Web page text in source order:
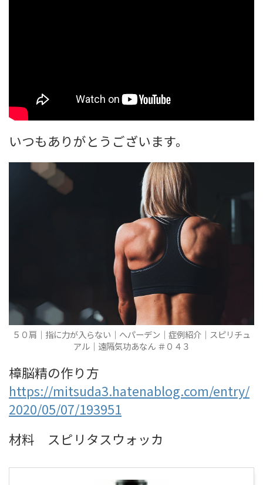
いつもありがとうございます。
５０肩｜指に力が入らない｜へパーデン｜症例紹介｜スピリチュ
アル｜遠隔気功あなん ＃０４３
樟脳精の作り方
https://mitsuda3.hatenablog.com/entry/
2020/05/07/193951
材料 スピリタスウォッカ